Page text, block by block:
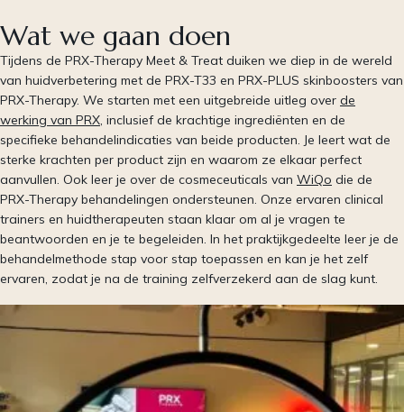
Wat we gaan doen
Tijdens de PRX-Therapy Meet & Treat duiken we diep in de wereld
van huidverbetering met de PRX-T33 en PRX-PLUS skinboosters van
PRX-Therapy. We starten met een uitgebreide uitleg over de
werking van PRX , inclusief de krachtige ingrediënten en de
specifieke behandelindicaties van beide producten. Je leert wat de
sterke krachten per product zijn en waarom ze elkaar perfect
aanvullen. Ook leer je over de cosmeceuticals van WiQo die de
PRX-Therapy behandelingen ondersteunen. Onze ervaren clinical
trainers en huidtherapeuten staan klaar om al je vragen te
beantwoorden en je te begeleiden. In het praktijkgedeelte leer je de
behandelmethode stap voor stap toepassen en kan je het zelf
ervaren, zodat je na de training zelfverzekerd aan de slag kunt.